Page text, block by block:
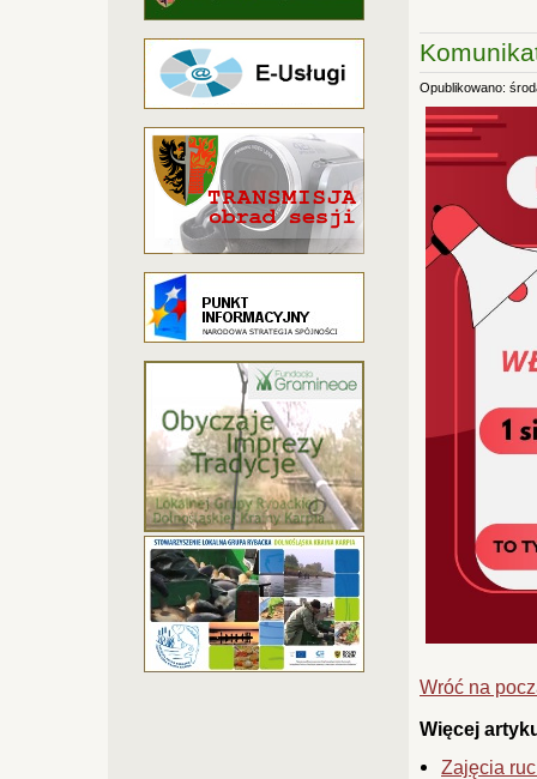
Opublikowano:
Wróć na
Więcej
Zajęcia